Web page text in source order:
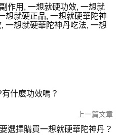
作用,一想就硬功效,一想就
想就硬正品,一想就硬華陀神
,一想就硬華陀神丹吃法,一想
什麽功效嗎？
上一篇文章
選擇購買一想就硬華陀神丹？